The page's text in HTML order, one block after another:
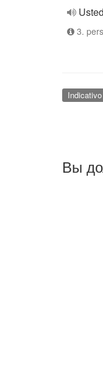
3.
Indicativo
Вы